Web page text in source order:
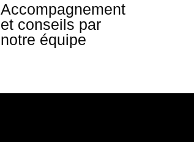
Accompagnement
et conseils par
notre équipe